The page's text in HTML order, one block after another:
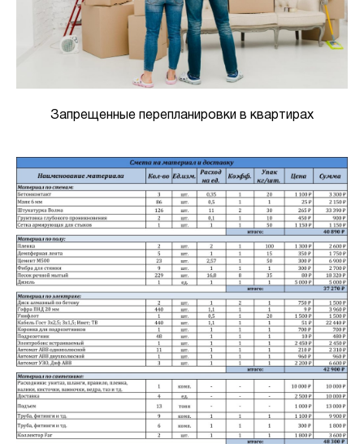
Запрещенные перепланировки в квартирах